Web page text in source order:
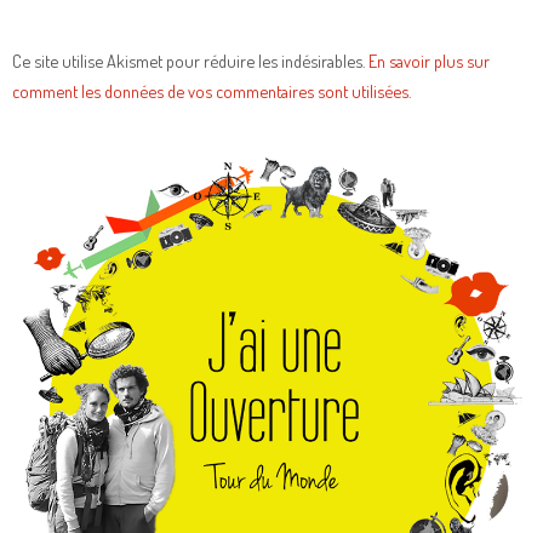
Ce site utilise Akismet pour réduire les indésirables. En savoir plus sur
comment les données de vos commentaires sont utilisées